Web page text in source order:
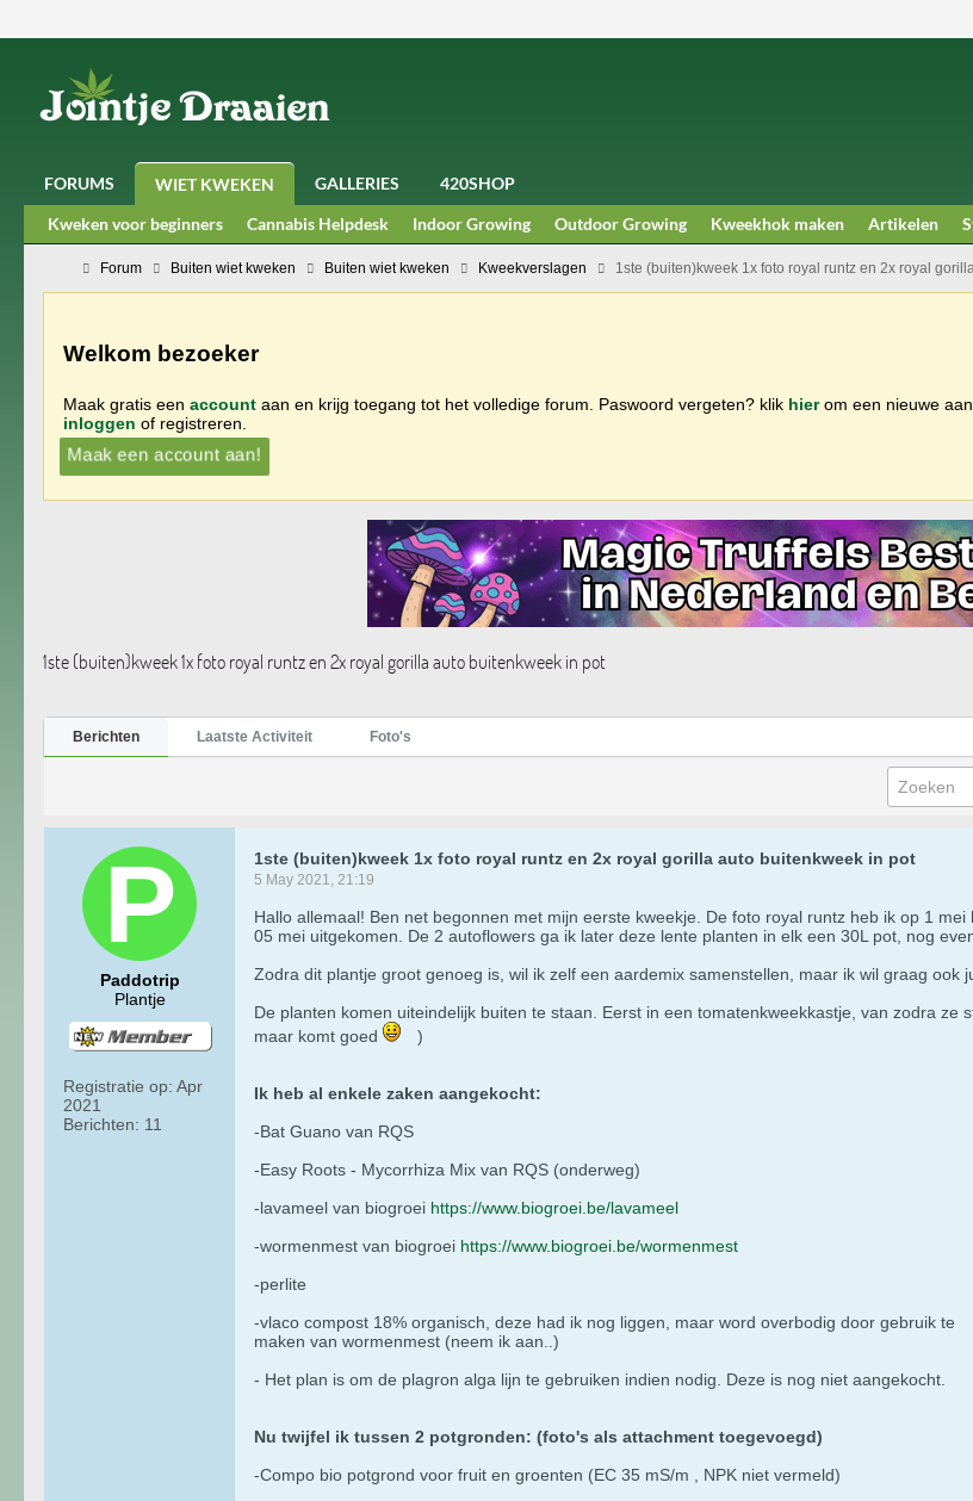
FORUMS WIET KWEKEN GALLERIES
420SHOP
Kweken voor beginners
Cannabis Helpdesk Indoor Growing Outdoor Growing Kweekhok maken Artikelen
Forum Buiten wiet kweken Buiten wiet kweken Kweekverslagen 1ste (buiten)kweek 1x foto royal runtz en 2x royal
Welkom bezoeker
Maak gratis een account aan en krijg toegang tot het volledige forum. Paswoord vergeten? klik hierom een nieuwe
inloggen of registreren.
Maak een account aan!
1ste (buiten)kweek 1x foto royal runtz en 2x royal gorilla auto buitenkweek in pot
Berichten Laatste Activiteit Foto's
Paddotrip
Plantje
Registratie op: Apr
2021
Berichten: 11
1ste (buiten)kweek 1x foto royal runtz en 2x royal gorilla auto buitenkweek in pot
5 May 2021, 21:19
Hallo allemaal! Ben net begonnen met mijn eerste kweekje. De foto royal runtz heb ik op 1
05 mei uitgekomen. De 2 autoflowers ga ik later deze lente planten in elk een 30L pot, nog
Zodra dit plantje groot genoeg is, wil ik zelf een aardemix samenstellen, maar ik wil graag ook
De planten komen uiteindelijk buiten te staan. Eerst in een tomatenkweekkastje, van zodra
maar komt goed
​ )
Ik heb al enkele zaken aangekocht:
-Bat Guano van RQS
-Easy Roots - Mycorrhiza Mix van RQS (onderweg)
-lavameel van biogroei https://www.biogroei.be/lavameel
-wormenmest van biogroei https://www.biogroei.be/wormenmest
-perlite
-vlaco compost 18% organisch, deze had ik nog liggen, maar word overbodig door gebruik te
maken van wormenmest (neem ik aan..)
- Het plan is om de plagron alga lijn te gebruiken indien nodig. Deze is nog niet aangekocht.
Nu twijfel ik tussen 2 potgronden: (foto's als attachment toegevoegd)
-Compo bio potgrond voor fruit en groenten (EC 35 mS/m , NPK niet vermeld)